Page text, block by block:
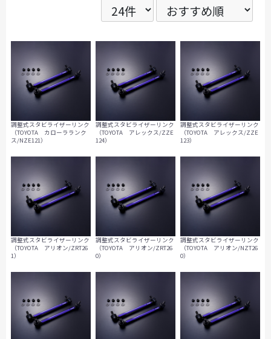
調整式スタビライザーリンク
（TOYOTA カローラランク
ス/NZE121）
調整式スタビライザーリンク
（TOYOTA アレックス/ZZE
124）
調整式スタビライザーリンク
（TOYOTA アレックス/ZZE
123）
調整式スタビライザーリンク
（TOYOTA アリオン/ZRT26
1）
調整式スタビライザーリンク
（TOYOTA アリオン/ZRT26
0）
調整式スタビライザーリンク
（TOYOTA アリオン/NZT26
0）